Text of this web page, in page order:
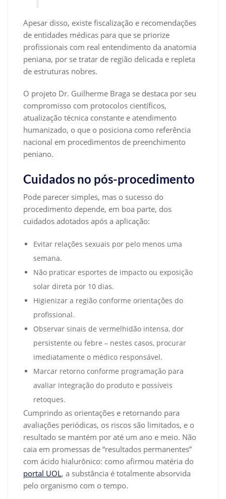
Apesar disso, existe fiscalização e recomendações
de entidades médicas para que se priorize
profissionais com real entendimento da anatomia
peniana, por se tratar de região delicada e repleta
de estruturas nobres.
O projeto Dr. Guilherme Braga se destaca por seu
compromisso com protocolos científicos,
atualização técnica constante e atendimento
humanizado, o que o posiciona como referência
nacional em procedimentos de preenchimento
peniano.
Cuidados no pós-procedimento
Pode parecer simples, mas o sucesso do
procedimento depende, em boa parte, dos
cuidados adotados após a aplicação:
Evitar relações sexuais por pelo menos uma
semana.
Não praticar esportes de impacto ou exposição
solar direta por 10 dias.
Higienizar a região conforme orientações do
profissional.
Observar sinais de vermelhidão intensa, dor
persistente ou febre – nestes casos, procurar
imediatamente o médico responsável.
Marcar retorno conforme programação para
avaliar integração do produto e possíveis
retoques.
Cumprindo as orientações e retornando para
avaliações periódicas, os riscos são limitados, e o
resultado se mantém por até um ano e meio. Não
caia em promessas de “resultados permanentes”
com ácido hialurônico: como afirmou matéria do
portal UOL, a substância é totalmente absorvida
pelo organismo com o tempo.